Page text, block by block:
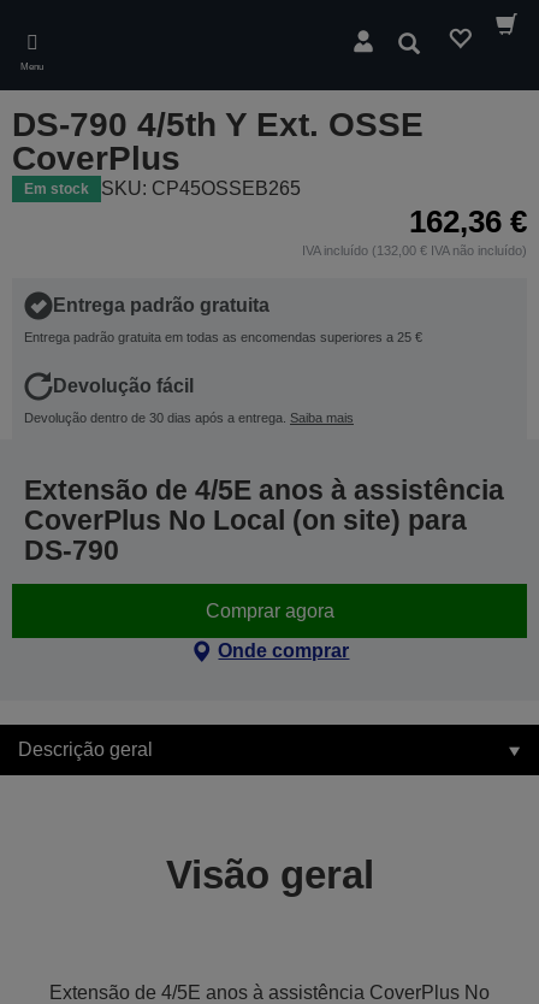
main
content
Menu
Pesquisar
DS-790 4/5th Y Ext. OSSE
CoverPlus
Em stock SKU: CP45OSSEB265
162,36 €
IVA incluído (132,00 € IVA não incluído)
Entrega padrão gratuita
Entrega padrão gratuita em todas as encomendas superiores a 25 €
Devolução fácil
Devolução dentro de 30 dias após a entrega. Saiba mais
Extensão de 4/5E anos à assistência
CoverPlus No Local (on site) para
DS-790
Comprar agora
Onde comprar
Descrição geral
Visão geral
Extensão de 4/5E anos à assistência CoverPlus No